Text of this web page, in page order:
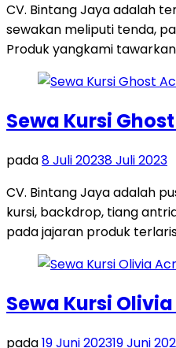
CV. Bintang Jaya adalah
sewakan meliputi tenda,
Produk yangkami
Sewa Kursi
pada8 Juli 20238 Juli 2023
CV. Bintang Jaya adalah
kursi, backdrop, tiang
pada jajaran produk
Sewa Kursi
pada19 Juni 202319 Juni